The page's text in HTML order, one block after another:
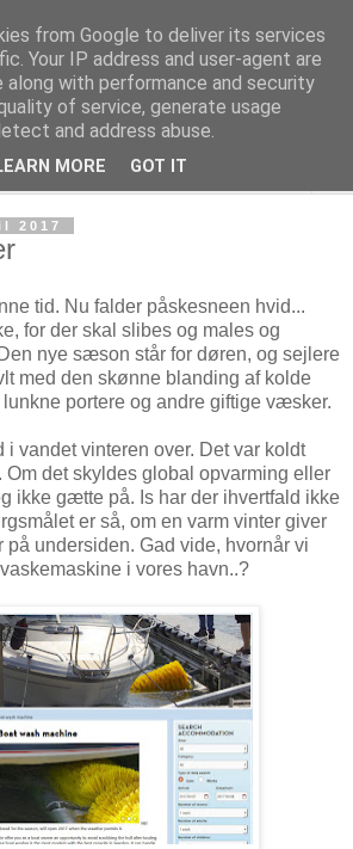
Sejlklub
2017
tid. Nu falder påskesneen hvid...
for der skal slibes og males og
nye sæson står for døren, og sejlere
med den skønne blanding af kolde
portere og andre giftige væsker.
i vandet vinteren over. Det var koldt
Om det skyldes global opvarming eller
ikke gætte på. Is har der ihvertfald ikke
er så, om en varm vinter giver
på undersiden. Gad vide, hvornår vi
i vores havn..?
from Google to deliver its services
Your IP address and user-agent are
along with performance and security
of service, generate usage
and address abuse.
MORE GOT IT